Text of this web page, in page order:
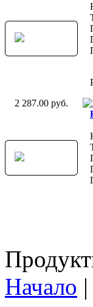
2 287.00 руб.
Начало |